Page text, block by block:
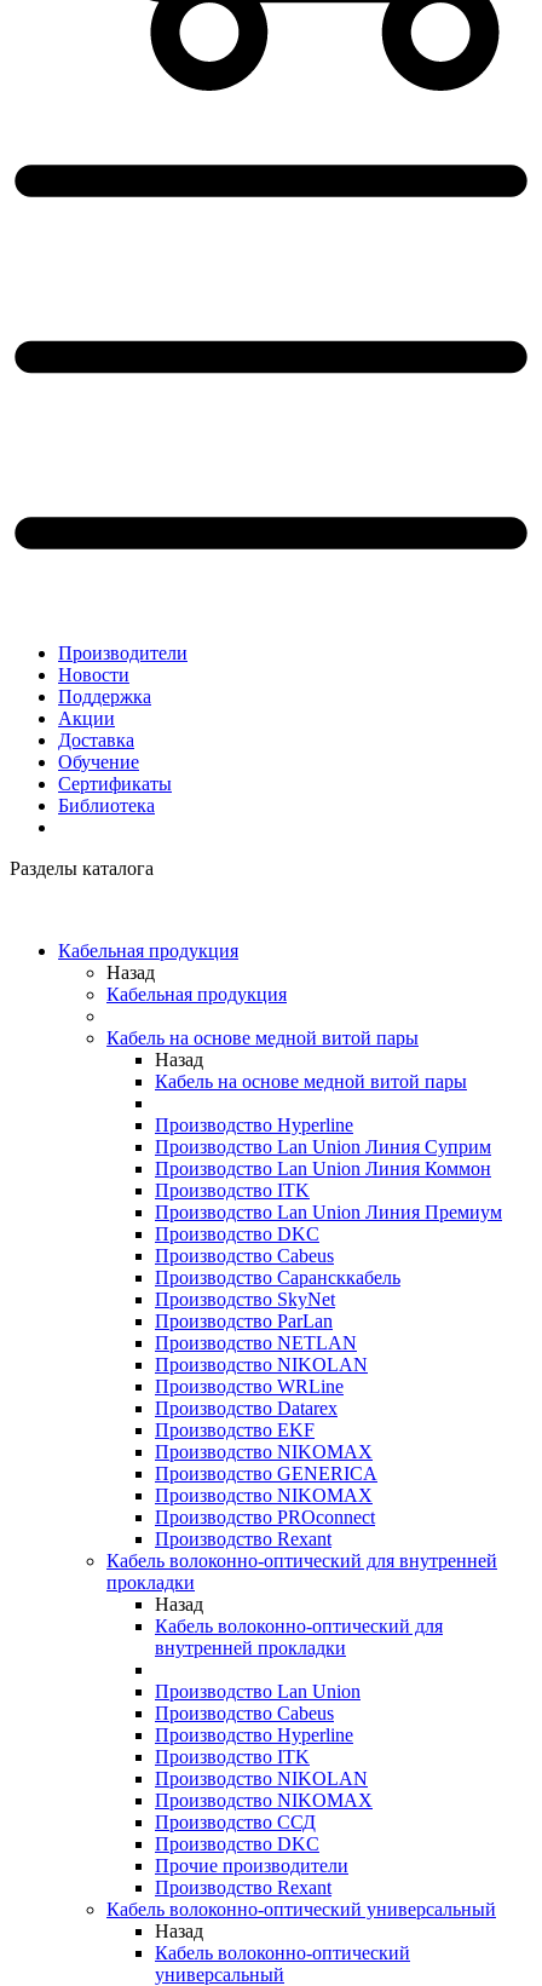
Производители
Новости
Поддержка
Акции
Доставка
Обучение
Сертификаты
Библиотека
Разделы каталога
Кабельная продукция
Назад
Кабельная продукция
Кабель на основе медной витой пары
Назад
Кабель на основе медной витой пары
Производство Hyperline
Производство Lan Union Линия Суприм
Производство Lan Union Линия Коммон
Производство ITK
Производство Lan Union Линия Премиум
Производство DKC
Производство Cabeus
Производство Сарансккабель
Производство SkyNet
Производство ParLan
Производство NETLAN
Производство NIKOLAN
Производство WRLine
Производство Datarex
Производство EKF
Производство NIKOMAX
Производство GENERICA
Производство NIKOMAX
Производство PROconnect
Производство Rexant
Кабель волоконно-оптический для внутренней
прокладки
Назад
Кабель волоконно-оптический для
внутренней прокладки
Производство Lan Union
Производство Cabeus
Производство Hyperline
Производство ITK
Производство NIKOLAN
Производство NIKOMAX
Производство ССД
Производство DKC
Прочие производители
Производство Rexant
Кабель волоконно-оптический универсальный
Назад
Кабель волоконно-оптический
универсальный